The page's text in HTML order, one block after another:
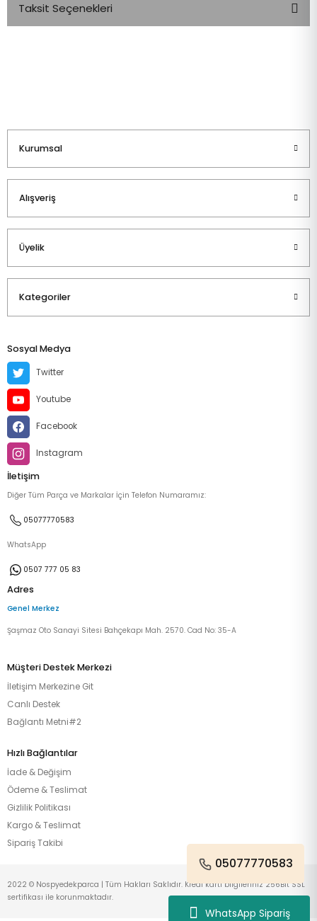
WhatsApp Sipariş
Taksit Seçenekleri
Kurumsal
Alışveriş
Üyelik
Kategoriler
Sosyal Medya
Twitter
Youtube
Facebook
Instagram
İletişim
Diğer Tüm Parça ve Markalar İçin Telefon Numaramız:
05077770583
WhatsApp
0507 777 05 83
Adres
Genel Merkez
Şaşmaz Oto Sanayi Sitesi Bahçekapı Mah. 2570. Cad No: 35-A
Müşteri Destek Merkezi
İletişim Merkezine Git
Canlı Destek
Bağlantı Metni#2
Hızlı Bağlantılar
İade & Değişim
Ödeme & Teslimat
Gizlilik Politikası
Kargo & Teslimat
Sipariş Takibi
05077770583
2022 © Nospyedekparca | Tüm Hakları Saklıdır. Kredi kartı bilgileriniz 256Bit SSL
sertifikası ile korunmaktadır.